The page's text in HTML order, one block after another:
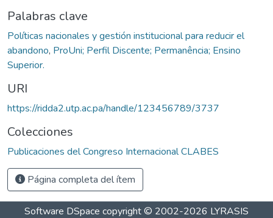
Palabras clave
Políticas nacionales y gestión institucional para reducir el
abandono, ProUni; Perfil Discente; Permanência; Ensino
Superior.
URI
https://ridda2.utp.ac.pa/handle/123456789/3737
Colecciones
Publicaciones del Congreso Internacional CLABES
Página completa del ítem
Software DSpace copyright © 2002-2026 LYRASIS